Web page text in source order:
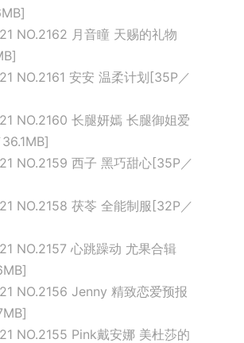
NO.2162 月音瞳 天赐的礼物
NO.2161 安安 温柔计划[35P／
NO.2160 长腿妍嫣 长腿御姐爱
NO.2159 西子 黑巧甜心[35P／
NO.2158 茯苓 全能制服[32P／
NO.2157 心跳躁动 尤果合辑
NO.2156 Jenny 精致恋爱预报
NO.2155 Pink戴安娜 美杜莎的